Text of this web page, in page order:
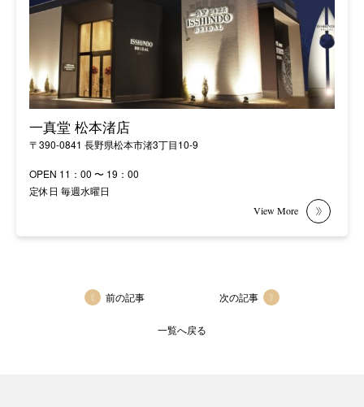
一真堂 松本渚店
〒390-0841 長野県松本市渚3丁目10-9
OPEN 11：00 〜 19：00
定休日 毎週水曜日
前の記事
一覧へ戻る
次の記事